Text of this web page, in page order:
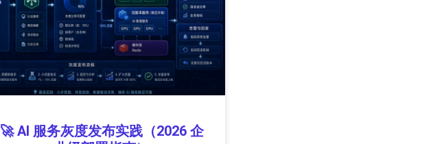
🚀 AI 服务灰度发布实践（2026 企